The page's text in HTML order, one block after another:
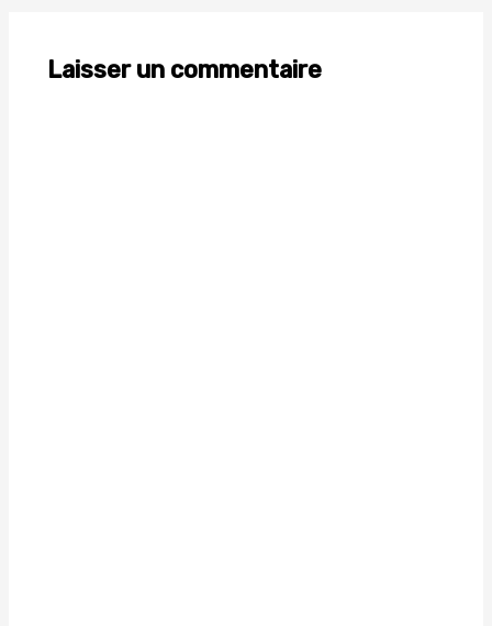
Laisser un commentaire